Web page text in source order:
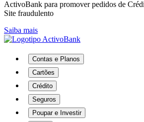
ActivoBank para promover pedidos de
Site fraudulento
Saiba mais
Contas e Planos
Cartões
Crédito
Seguros
Poupar e Investir